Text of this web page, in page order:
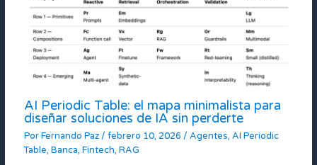
AI Periodic Table: el mapa minimalista para
diseñar soluciones de IA sin perderte
PorFernando Paz/febrero 10, 2026/Agentes,AI Periodic
Table,Banca,Fintech,RAG